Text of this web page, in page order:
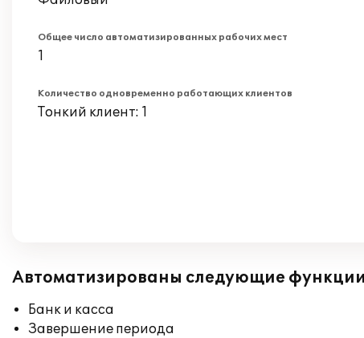
Общее число автоматизированных рабочих мест
1
Количество одновременно работающих клиентов
Тонкий клиент: 1
Автоматизированы следующие
Банк и касса
Завершение периода